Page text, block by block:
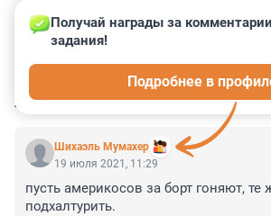
КОММЕНТАРИИ 3
Шихаэль Мумахер
Получай награды за
задания!
Подробнее в
19 июля 2021, 11:29
пусть америкосов за борт гоняют, те
подхалтурить.